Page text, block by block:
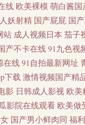
激情久久 国产视频91啦 麻
美女被入 人妻熟女一二三
活视 抖阴在线免费观看 国
丝视频 日本一本免费观看
麻豆 肏屄二区 浮力操操逼
线 欧美裸模 萌白酱国
人妖射精 国产屁屁 国
站 成人视频日本 茄子
产不卡在线91九色视
在线91自拍最新网址
下载 激情视频国产精
影 日韩成人影视 欧美
影院在线观看 欧美做
国产男小鲜肉同 福